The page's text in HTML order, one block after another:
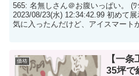
565: 名無しさん＠お腹いっぱい。 (ﾜ
2023/08/23(水) 12:34:42.99 初めて展示場に行って仕様、設備とても
気に入ったんだけど、アイスマート
価格
【一
35坪で